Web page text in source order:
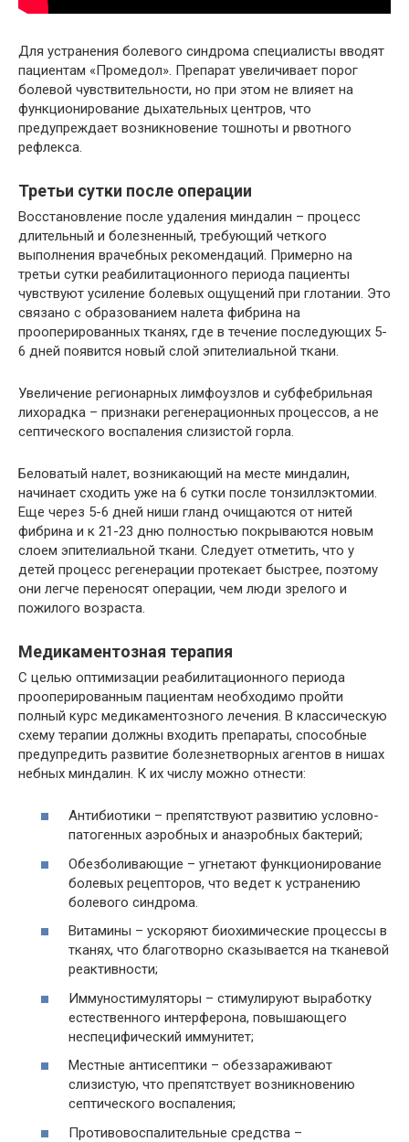
Для устранения болевого синдрома специалисты вводят
пациентам «Промедол». Препарат увеличивает порог
болевой чувствительности, но при этом не влияет на
функционирование дыхательных центров, что
предупреждает возникновение тошноты и рвотного
рефлекса.
Третьи сутки после операции
Восстановление после удаления миндалин – процесс
длительный и болезненный, требующий четкого
выполнения врачебных рекомендаций. Примерно на
третьи сутки реабилитационного периода пациенты
чувствуют усиление болевых ощущений при глотании. Это
связано с образованием налета фибрина на
прооперированных тканях, где в течение последующих 5-
6 дней появится новый слой эпителиальной ткани.
Увеличение регионарных лимфоузлов и субфебрильная
лихорадка – признаки регенерационных процессов, а не
септического воспаления слизистой горла.
Беловатый налет, возникающий на месте миндалин,
начинает сходить уже на 6 сутки после тонзиллэктомии.
Еще через 5-6 дней ниши гланд очищаются от нитей
фибрина и к 21-23 дню полностью покрываются новым
слоем эпителиальной ткани. Следует отметить, что у
детей процесс регенерации протекает быстрее, поэтому
они легче переносят операции, чем люди зрелого и
пожилого возраста.
Медикаментозная терапия
С целью оптимизации реабилитационного периода
прооперированным пациентам необходимо пройти
полный курс медикаментозного лечения. В классическую
схему терапии должны входить препараты, способные
предупредить развитие болезнетворных агентов в нишах
небных миндалин. К их числу можно отнести:
Антибиотики – препятствуют развитию условно-
патогенных аэробных и анаэробных бактерий;
Обезболивающие – угнетают функционирование
болевых рецепторов, что ведет к устранению
болевого синдрома.
Витамины – ускоряют биохимические процессы в
тканях, что благотворно сказывается на тканевой
реактивности;
Иммуностимуляторы – стимулируют выработку
естественного интерферона, повышающего
неспецифический иммунитет;
Местные антисептики – обеззараживают
слизистую, что препятствует возникновению
септического воспаления;
Противовоспалительные средства –